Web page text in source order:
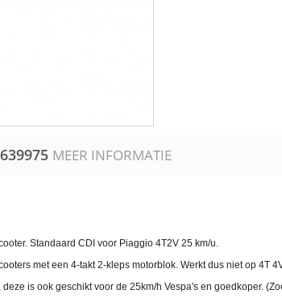
639975 MEER INFORMATIE
Standaard CDI voor Piaggio 4T2V 25 km/u.
met een 4-takt 2-kleps motorblok. Werkt dus niet op 4T
is ook geschikt voor de 25km/h Vespa's en goedkoper.